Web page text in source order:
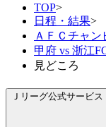
TOP>
日程・結果>
ＡＦＣチャ
甲府 vs 浙江
見どころ
Ｊリーグ公式サービス